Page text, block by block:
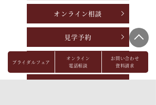
オンライン相談
見学予約
資料請求
ブライダルフェア
オンライン
電話相談
お問い合わせ
資料請求